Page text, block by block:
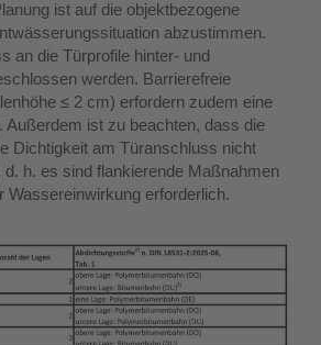
ist auf die objektbezogene
abzustimmen.
an die Türprofile hinter- und
werden. Barrierefreie
≤ 2 cm) erfordern zudem eine
Außerdem ist zu beachten, dass die
Dichtigkeit am Türanschluss nicht
d. h. es sind flankierende Maßnahmen
Wassereinwirkung erforderlich.